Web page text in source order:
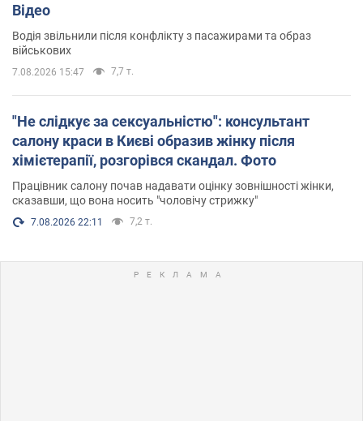
Відео
Водія звільнили після конфлікту з пасажирами та образ
військових
7.08.2026 15:47 7,7 т.
"Не слідкує за сексуальністю": консультант
салону краси в Києві образив жінку після
хімієтерапії, розгорівся скандал. Фото
Працівник салону почав надавати оцінку зовнішності жінки,
сказавши, що вона носить "чоловічу стрижку"
7.08.2026 22:11 7,2 т.